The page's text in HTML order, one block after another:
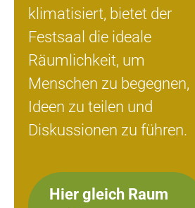
klimatisiert, bietet der
Festsaal die ideale
Räumlichkeit, um
Menschen zu begegnen,
Ideen zu teilen und
Diskussionen zu führen.
Hier gleich Raum